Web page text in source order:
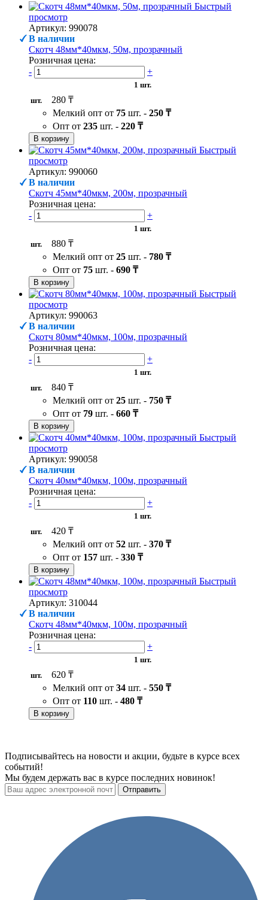
Быстрый
просмотр
Артикул: 990078
В наличии
Скотч 48мм*40мкм, 50м, прозрачный
Розничная цена:
-
+
1 шт.
шт.
280 ₸
Мелкий опт от 75 шт. - 250 ₸
Опт от 235 шт. - 220 ₸
В корзину
Быстрый
просмотр
Артикул: 990060
В наличии
Скотч 45мм*40мкм, 200м, прозрачный
Розничная цена:
-
+
1 шт.
шт.
880 ₸
Мелкий опт от 25 шт. - 780 ₸
Опт от 75 шт. - 690 ₸
В корзину
Быстрый
просмотр
Артикул: 990063
В наличии
Скотч 80мм*40мкм, 100м, прозрачный
Розничная цена:
-
+
1 шт.
шт.
840 ₸
Мелкий опт от 25 шт. - 750 ₸
Опт от 79 шт. - 660 ₸
В корзину
Быстрый
просмотр
Артикул: 990058
В наличии
Скотч 40мм*40мкм, 100м, прозрачный
Розничная цена:
-
+
1 шт.
шт.
420 ₸
Мелкий опт от 52 шт. - 370 ₸
Опт от 157 шт. - 330 ₸
В корзину
Быстрый
просмотр
Артикул: 310044
В наличии
Скотч 48мм*40мкм, 100м, прозрачный
Розничная цена:
-
+
1 шт.
шт.
620 ₸
Мелкий опт от 34 шт. - 550 ₸
Опт от 110 шт. - 480 ₸
В корзину
Подписывайтесь на новости и акции, будьте в курсе всех
событий!
Мы будем держать вас в курсе последних новинок!